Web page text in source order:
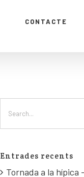
CONTACTE
Entrades recents
Tornada a la hípica